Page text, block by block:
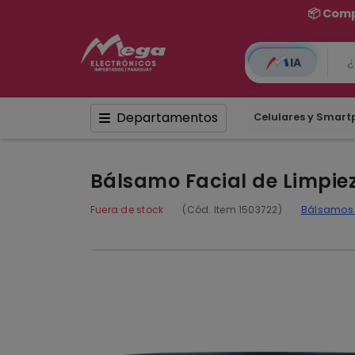
IA
Departamentos Celulares y
Bálsamo Facial de
Fuera de stock (Cód. Item 1503722) Bálsamos